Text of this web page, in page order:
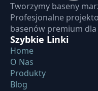
Tworzymy baseny
Profesjonalne
basenów premium dla
Szybkie Linki
Home
O Nas
Produkty
Blog